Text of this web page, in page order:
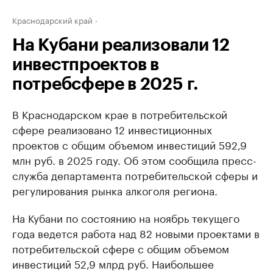
Краснодарский край
На Кубани реализовали 12
инвестпроектов в
потребсфере в 2025 г.
В Краснодарском крае в потребительской
сфере реализовано 12 инвестиционных
проектов с общим объемом инвестиций 592,9
млн руб. в 2025 году. Об этом сообщила пресс-
служба департамента потребительской сферы и
регулирования рынка алкоголя региона.
На Кубани по состоянию на ноябрь текущего
года ведется работа над 82 новыми проектами в
потребительской сфере с общим объемом
инвестиций 52,9 млрд руб. Наибольшее